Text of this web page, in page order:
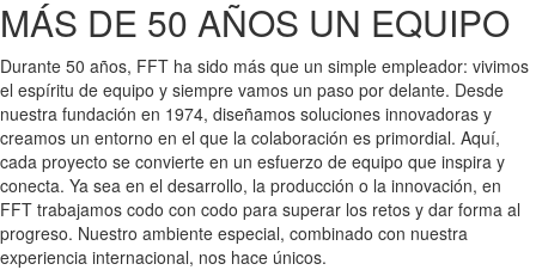
MÁS DE 50 AÑOS UN EQUIPO
Durante 50 años, FFT ha sido más que un simple empleador: vivimos
el espíritu de equipo y siempre vamos un paso por delante. Desde
nuestra fundación en 1974, diseñamos soluciones innovadoras y
creamos un entorno en el que la colaboración es primordial. Aquí,
cada proyecto se convierte en un esfuerzo de equipo que inspira y
conecta. Ya sea en el desarrollo, la producción o la innovación, en
FFT trabajamos codo con codo para superar los retos y dar forma al
progreso. Nuestro ambiente especial, combinado con nuestra
experiencia internacional, nos hace únicos.